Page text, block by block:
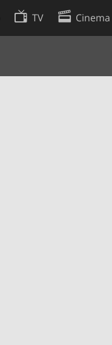
TV Cinema